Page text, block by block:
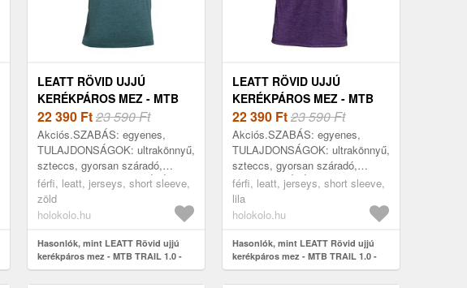
LEATT RÖVID UJJÚ
KERÉKPÁROS MEZ - MTB
TRAIL 1.0 - ZÖLD
22 390 Ft23 590 Ft
Akciós.SZABÁS: egyenes,
TULAJDONSÁGOK: ultrakönnyű,
szteccs, gyorsan száradó,
elasztikus, FELHASZNÁLÁS:
Trail, MTB, ÉVSZAK: ősz,
tavasz, nyár, KIVITELEZÉS...
férfi, leatt, jerseys, short sleeve,
zöld
holokolo.hu
Hasonlók, mint LEATT Rövid ujjú
kerékpáros mez - MTB TRAIL 1.0 -
zöld
LEATT RÖVID UJJÚ
KERÉKPÁROS MEZ - MTB
TRAIL 1.0 - LILA
22 390 Ft23 590 Ft
Akciós.SZABÁS: egyenes,
TULAJDONSÁGOK: ultrakönnyű,
szteccs, gyorsan száradó,
FELHASZNÁLÁS: MTB,
ÉVSZAK: ősz, tavasz, nyár,
KIVITELEZÉS: fényvisszaverő
férfi, leatt, jerseys, short sleeve,
lila
holokolo.hu
Hasonlók, mint LEATT Rövid ujjú
kerékpáros mez - MTB TRAIL 1.0 -
lila